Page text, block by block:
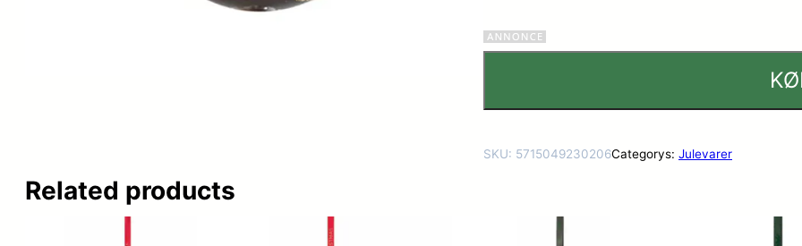
SKU: 5715049230206Categorys: Julevarer
Related products